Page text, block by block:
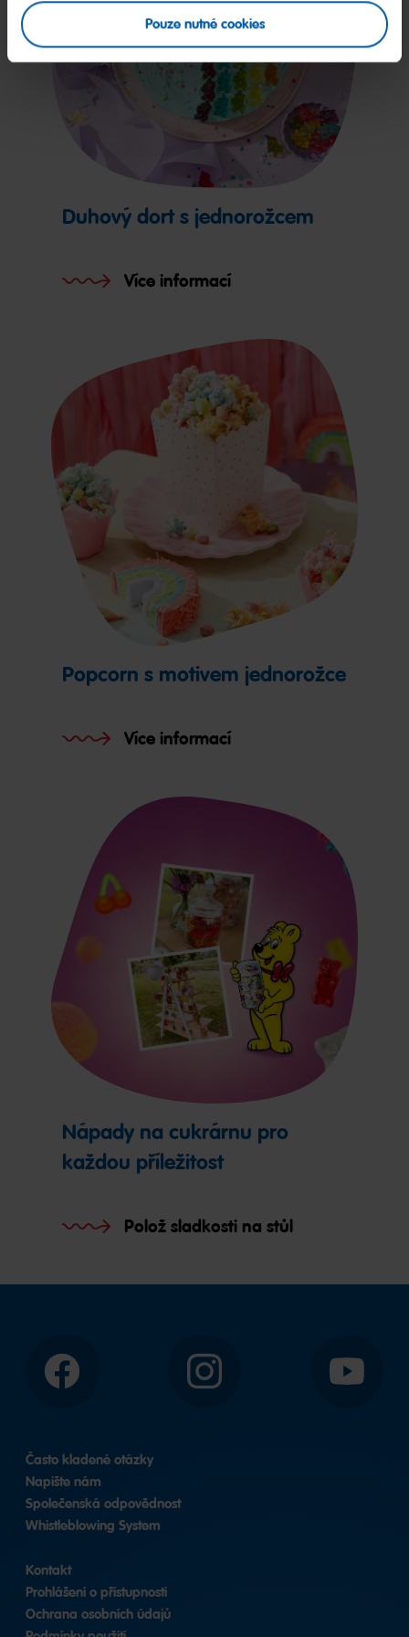
Pouze nutné cookies
Duhový dort s jednorožcem
Více informací
Popcorn s motivem jednorožce
Více informací
Nápady na cukrárnu pro
každou příležitost
Polož sladkosti na stůl
Facebook Instagram YouTube
Často kladené otázky
Napište nám
Společenská odpovědnost
Whistleblowing System
Kontakt
Prohlášení o přístupnosti
Ochrana osobních údajů